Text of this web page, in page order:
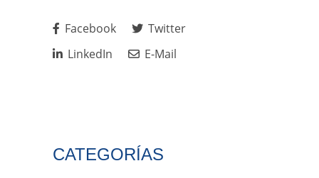
Facebook
Twitter
LinkedIn
E-Mail
CATEGORÍAS